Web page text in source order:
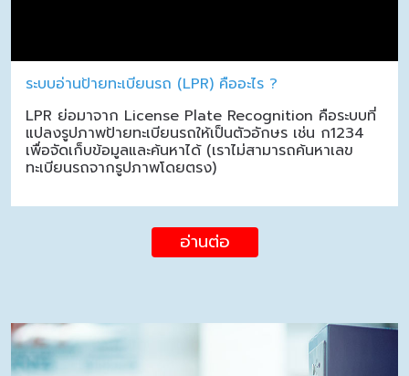
ระบบอ่านป้ายทะเบียนรถ (LPR) คืออะไร ?
LPR ย่อมาจาก License Plate Recognition คือระบบที่
แปลงรูปภาพป้ายทะเบียนรถให้เป็นตัวอักษร เช่น ก1234
เพื่อจัดเก็บข้อมูลและค้นหาได้ (เราไม่สามารถค้นหาเลข
ทะเบียนรถจากรูปภาพโดยตรง)
อ่านต่อ